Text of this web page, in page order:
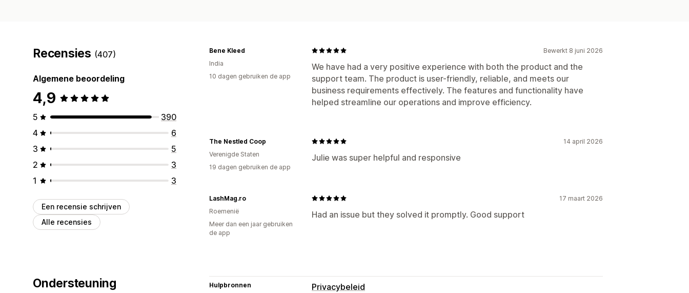
Recensies (407)
Algemene beoordeling
4,9
5
390
4
6
3
5
2
3
1
3
Een recensie schrijven
Alle recensies
Bewerkt 8 juni 2026
We have had a very positive experience with both the product and the
support team. The product is user-friendly, reliable, and meets our
business requirements effectively. The features and functionality have
helped streamline our operations and improve efficiency.
Bene Kleed
India
10 dagen gebruiken de app
14 april 2026
Julie was super helpful and responsive
The Nestled Coop
Verenigde Staten
19 dagen gebruiken de app
17 maart 2026
Had an issue but they solved it promptly. Good support
LashMag.ro
Roemenië
Meer dan een jaar gebruiken
de app
Ondersteuning Hulpbronnen
Privacybeleid